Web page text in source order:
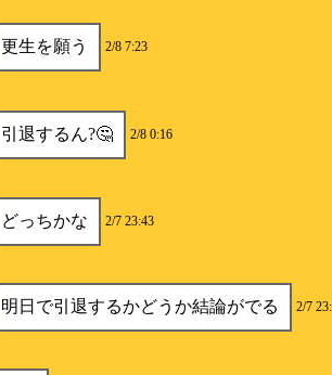
更生を願う 2/8 7:23
引退するん?🤔 2/8 0:16
どっちかな 2/7 23:43
明日で引退するかどうか結論がでる 2/7